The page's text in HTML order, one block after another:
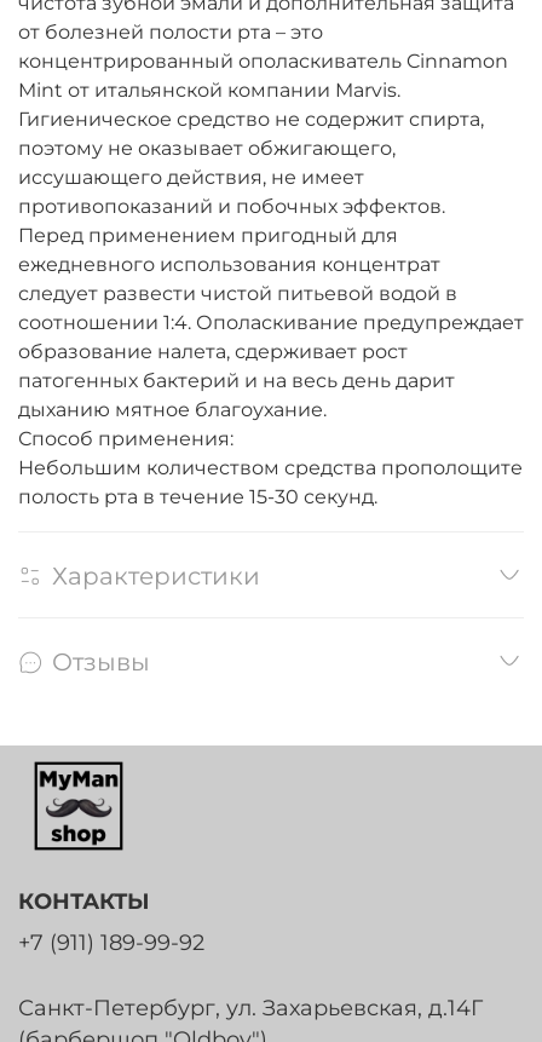
от болезней полости рта – это
концентрированный ополаскиватель Cinnamon
Mint от итальянской компании Marvis.
Гигиеническое средство не содержит спирта,
поэтому не оказывает обжигающего,
иссушающего действия, не имеет
противопоказаний и побочных эффектов.
Перед применением пригодный для
ежедневного использования концентрат
следует развести чистой питьевой водой в
соотношении 1:4. Ополаскивание предупреждает
образование налета, сдерживает рост
патогенных бактерий и на весь день дарит
дыханию мятное благоухание.
Способ применения:
Небольшим количеством средства прополощите
полость рта в течение 15-30 секунд.
Характеристики
Отзывы
КОНТАКТЫ
+7 (911) 189-99-92
Санкт-Петербург, ул. Захарьевская, д.14Г